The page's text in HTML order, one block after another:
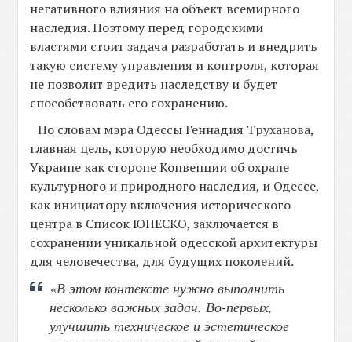
негативного влияния на объект всемирного
наследия. Поэтому перед городскими
властями стоит задача разработать и внедрить
такую систему управления и контроля, которая
не позволит вредить наследству и будет
способствовать его сохранению.
По словам мэра Одессы Геннадия Труханова,
главная цель, которую необходимо достичь
Украине как стороне Конвенции об охране
культурного и природного наследия, и Одессе,
как инициатору включения исторического
центра в Список ЮНЕСКО, заключается в
сохранении уникальной одесской архитектуры
для человечества, для будущих поколений.
«В этом контексте нужно выполнить
несколько важных задач. Во-первых,
улучшить техническое и эстетическое